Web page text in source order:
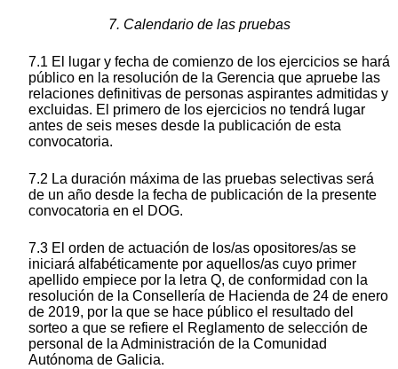
7. Calendario de las pruebas
7.1 El lugar y fecha de comienzo de los ejercicios se hará
público en la resolución de la Gerencia que apruebe las
relaciones definitivas de personas aspirantes admitidas y
excluidas. El primero de los ejercicios no tendrá lugar
antes de seis meses desde la publicación de esta
convocatoria.
7.2 La duración máxima de las pruebas selectivas será
de un año desde la fecha de publicación de la presente
convocatoria en el DOG.
7.3 El orden de actuación de los/as opositores/as se
iniciará alfabéticamente por aquellos/as cuyo primer
apellido empiece por la letra Q, de conformidad con la
resolución de la Consellería de Hacienda de 24 de enero
de 2019, por la que se hace público el resultado del
sorteo a que se refiere el Reglamento de selección de
personal de la Administración de la Comunidad
Autónoma de Galicia.